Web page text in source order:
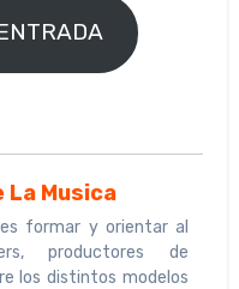
La Musica
formar y orientar al
productores de
los distintos modelos